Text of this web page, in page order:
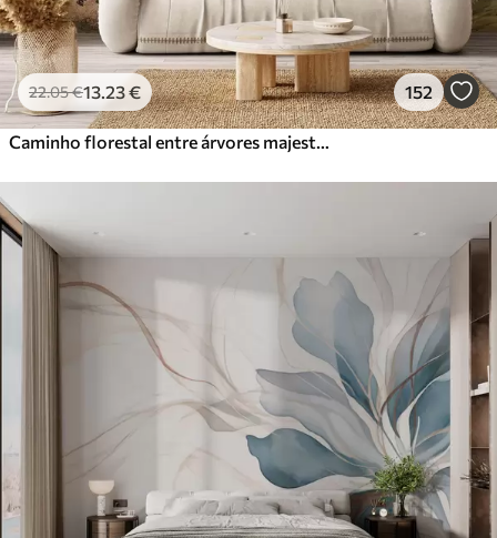
22.05€13 .23€ 152